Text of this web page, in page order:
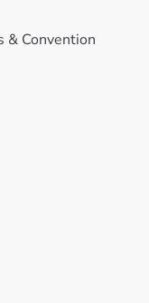
& Convention